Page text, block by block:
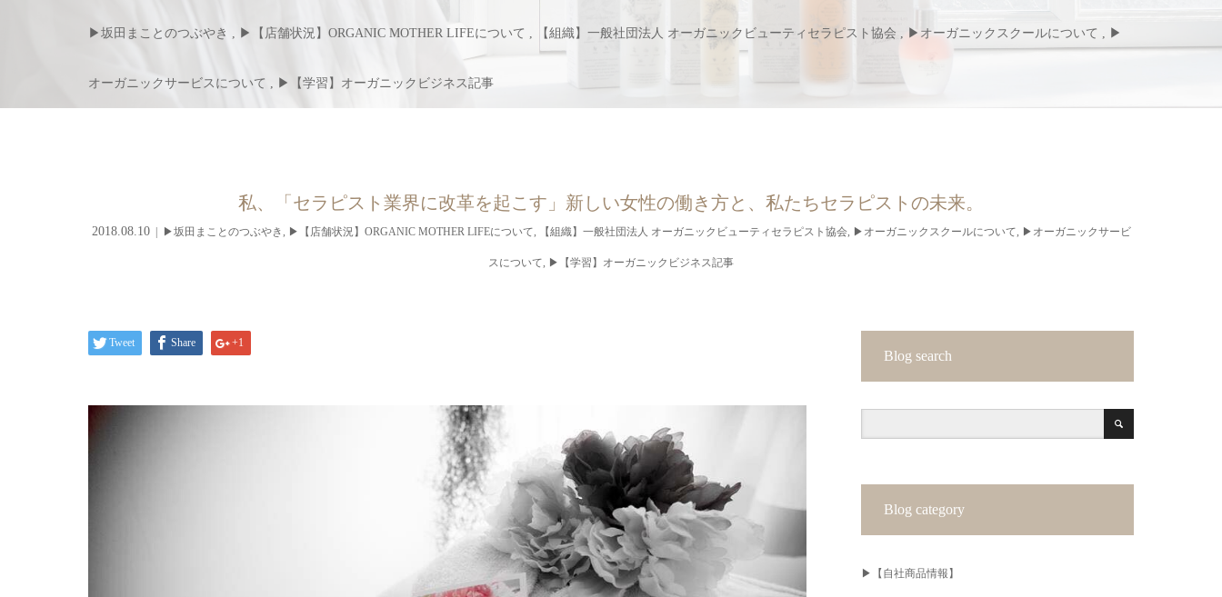
▶︎坂田まことのつぶやき , ▶︎【店舗状況】ORGANIC MOTHER LIFEについて , 【組織】一般社団法人 オーガニックビューティセラピスト協会 , ▶︎オーガニックスクールについて , ▶︎
オーガニックサービスについて , ▶︎【学習】オーガニックビジネス記事
私、「セラピスト業界に改革を起こす」新しい女性の働き方と、私たちセラピストの未来。
2018.08.10 ▶︎坂田まことのつぶやき ▶︎【店舗状況】ORGANIC MOTHER LIFEについて 【組織】一般社団法人 オーガニックビューティセラピスト協会, ▶︎オーガニックスクールについて ▶︎オーガニックサービ
スについて, ▶︎【学習】オーガニックビジネス記事
Tweet Share +1
Blog search
Blog category
▶︎【自社商品情報】